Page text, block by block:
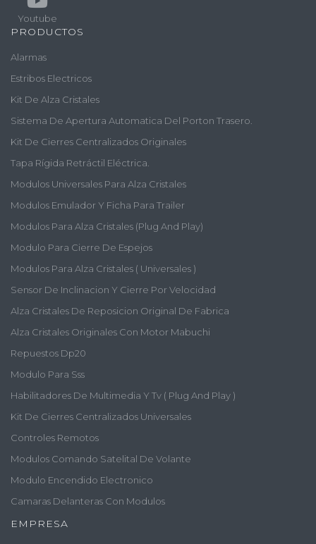
Youtube
PRODUCTOS
Alarmas
Estribos Electricos
Kit De Alza Cristales
Sistema De Apertura Automatica Del Porton Trasero.
Kit De Cierres Centralizados Originales
Tapa Rígida Retráctil Eléctrica.
Modulos Universales Para Alza Cristales
Modulos Emulador Y Ficha Para Trailer
Modulos Para Alza Cristales (plug And Play)
Modulo Para Cierre De Espejos
Modulos Para Alza Cristales ( Universales )
Sensor De Inclinacion Y Cierre Por Velocidad
Alza Cristales De Reposicion Original De Fabrica
Alza Cristales Originales Con Motor Mabuchi
Repuestos Dp20
Modulo Para Sss
Habilitadores De Multimedia Y Tv ( Plug And Play )
Kit De Cierres Centralizados Universales
Controles Remotos
Modulos Comando Satelital De Volante
Modulo Encendido Electronico
Camaras Delanteras Con Modulos
EMPRESA